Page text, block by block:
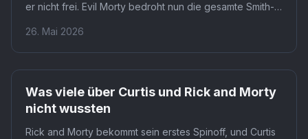
er nicht frei. Evil Morty bedroht nun die gesamte Smith-
halten. Aus dem siegreichen Wissenschaftler wird ein
26. Mai 2026
Was viele über Curtis und Rick and Morty
nicht wussten
Rick and Morty bekommt sein erstes Spinoff, und Curtis